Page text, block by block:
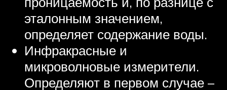
эталонным значением,
определяет содержание воды.
Инфракрасные и
микроволновые измерители.
Определяют в первом случае –